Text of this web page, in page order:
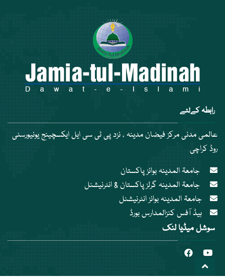
رابطہ کےلئے
عالمی مدنی مرکز فیضان مدینہ ، نزد پی ٹی سی ایل ایکسچینج یونیورسٹی
روڈ کراچی
جامعۃ المدینہ بوائز انٹرنیشنل
ہیڈ آفس کنزالمدارس بورڈ
سوشل میڈیا لنک